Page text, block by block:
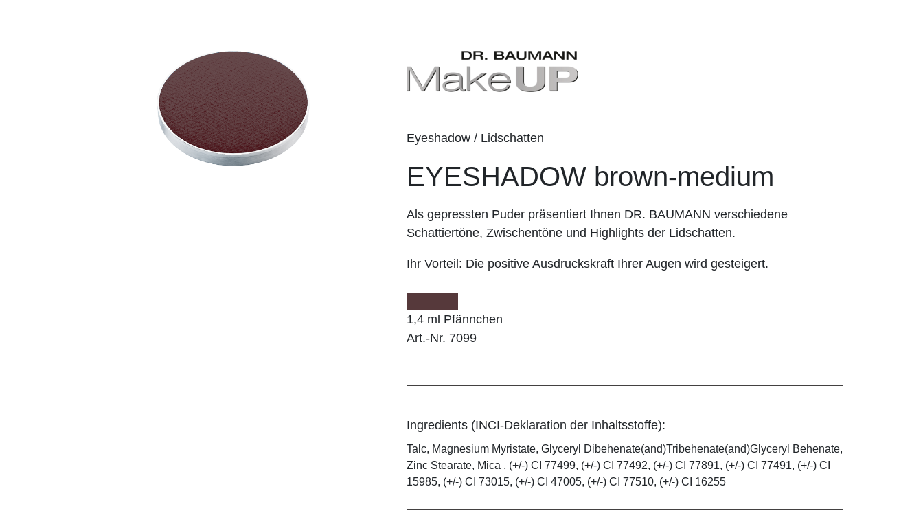
Eyeshadow / Lidschatten
EYESHADOW brown-medium
Als gepressten Puder präsentiert Ihnen DR. BAUMANN verschiedene
Schattiertöne, Zwischentöne und Highlights der Lidschatten.
Ihr Vorteil: Die positive Ausdruckskraft Ihrer Augen wird gesteigert.
1,4 ml Pfännchen
Art.-Nr. 7099
Ingredients (INCI-Deklaration der Inhaltsstoffe):
Talc, Magnesium Myristate, Glyceryl Dibehenate(and)Tribehenate(and)Glyceryl Behenate,
Zinc Stearate, Mica , (+/-) CI 77499, (+/-) CI 77492, (+/-) CI 77891, (+/-) CI 77491, (+/-) CI
15985, (+/-) CI 73015, (+/-) CI 47005, (+/-) CI 77510, (+/-) CI 16255